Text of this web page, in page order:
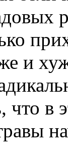
и
что в